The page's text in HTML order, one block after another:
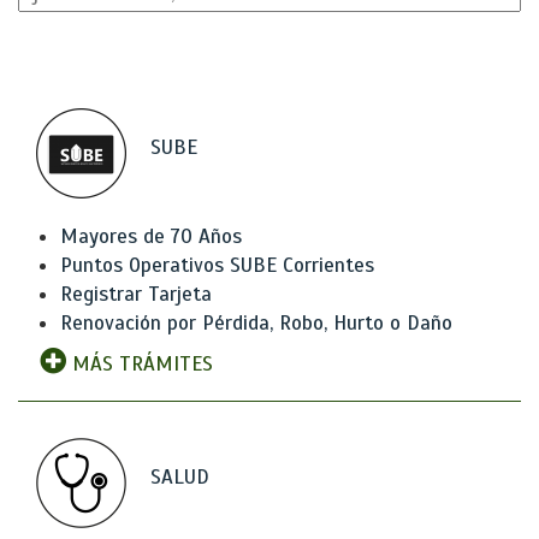
SUBE
Mayores de 70 Años
Puntos Operativos SUBE Corrientes
Registrar Tarjeta
Renovación por Pérdida, Robo, Hurto o Daño
MÁS TRÁMITES
SALUD